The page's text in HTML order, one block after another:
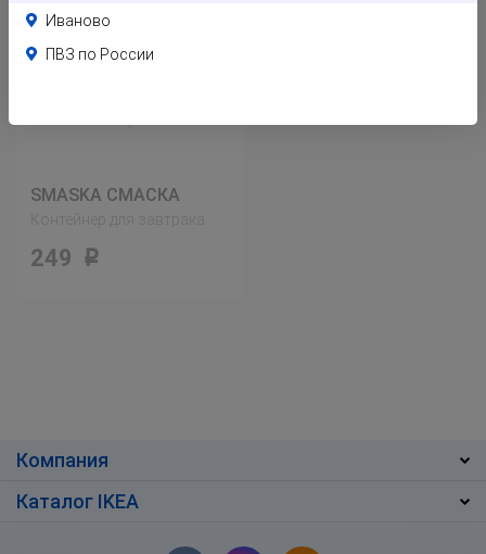
SMASKA СМАСКА
Контейнер для завтрака
249 Р
Иваново
ПВЗ по России
Компания
Каталог IKEA